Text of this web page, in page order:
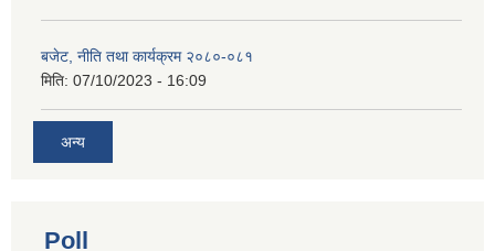
बजेट, नीति तथा कार्यक्रम २०८०-०८१
मिति: 07/10/2023 - 16:09
अन्य
Poll